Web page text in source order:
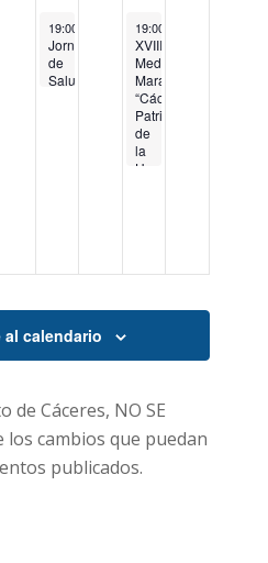
May 15, 2025
19:00
Jornada
de
Salud
May 17, 2025
19:00
XVIII
Media
Maratón
“Cáceres
Patrimonio
de
la
Humanidad”
calendario
de Cáceres, NO SE
los cambios que puedan
publicados.